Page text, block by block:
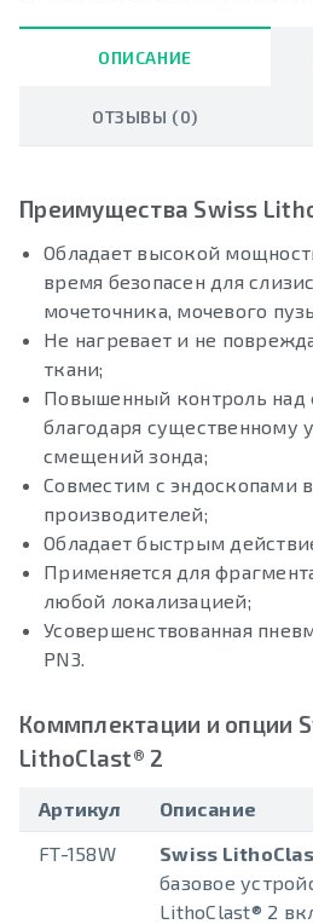
ОПИСАНИЕ
ОТЗЫВЫ (0)
Преимущества Swiss
Обладает высокой
время безопасен для
мочеточника, мочевого
Не нагревает и не
ткани;
Повышенный контроль над
благодаря существенному
смещений зонда;
Совместим с эндоскопами
производителей;
Обладает быстрым
Применяется для
любой локализацией;
Усовершенствованная
PN3.
Коммплектации и опции
LithoClast® 2
Артикул
Описание
FT-158W
Swiss
базовое
LithoClast® 2